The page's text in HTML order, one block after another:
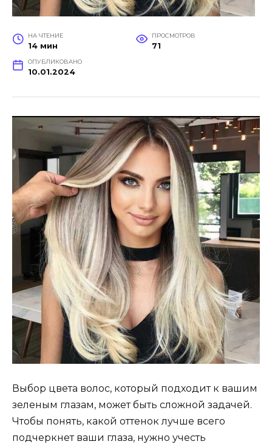
НА ЧТЕНИЕ
14 мин
ПРОСМОТРОВ
71
ОПУБЛИКОВАНО
10.01.2024
Выбор цвета волос, который подходит к вашим
зеленым глазам, может быть сложной задачей.
Чтобы понять, какой оттенок лучше всего
подчеркнет ваши глаза, нужно учесть